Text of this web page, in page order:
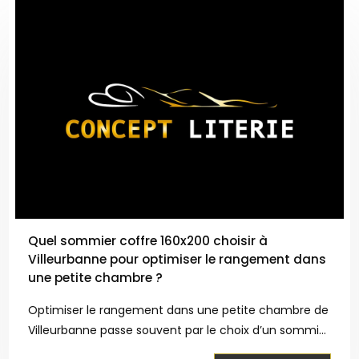
Quel sommier coffre 160x200 choisir à
Villeurbanne pour optimiser le rangement dans
une petite chambre ?
Optimiser le rangement dans une petite chambre de
Villeurbanne passe souvent par le choix d’un sommier
coffre 160x200. Ce type de literie offre un espace de